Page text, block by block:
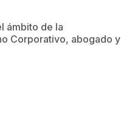
ámbito de la
Corporativo, abogado y